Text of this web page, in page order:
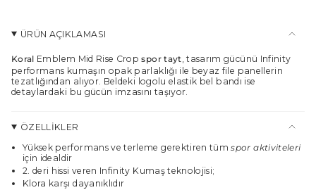
"maximum_of"=>"Maksimum
quantity
}}",
"minimum_of"=>"Minimum
{{
"multiples_of"=>"
quantity
}}
katları"}
ÜRÜN AÇIKLAMASI
Koral Emblem Mid Rise Cropsportayt , tasarım gücünü Infinity
performans kumaşın opak parlaklığı ile beyaz file panellerin
tezatlığından alıyor. Beldeki logolu elastik bel bandı ise
detaylardaki bu gücün imzasını taşıyor.
ÖZELLİKLER
Yüksek performans ve terleme gerektiren tümspor aktiviteleri
için idealdir
2. deri hissi veren Infinity Kumaş teknolojisi;
Klora karşı dayanıklıdır